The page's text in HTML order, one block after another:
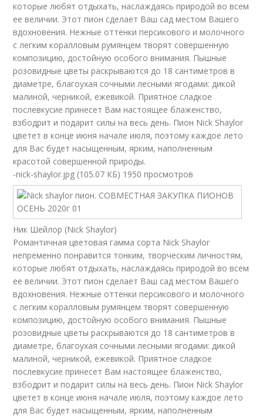
которые любят отдыхать, наслаждаясь природой во всем
ее величии. Этот пион сделает Ваш сад местом Вашего
вдохновения. Нежные оттенки персикового и молочного
с легким коралловым румянцем творят совершенную
композицию, достойную особого внимания. Пышные
розовидные цветы раскрываются до 18 сантиметров в
диаметре, благоухая сочными лесными ягодами: дикой
малиной, черникой, ежевикой. Приятное сладкое
послевкусие принесет Вам настоящее блаженство,
взбодрит и подарит силы на весь день. Пион Nick Shaylor
цветет в конце июня начале июля, поэтому каждое лето
для Вас будет насыщенным, ярким, наполненным
красотой совершенной природы.
-nick-shaylor.jpg (105.07 КБ) 1950 просмотров
Ник Шейлор (Nick Shaylor)
Романтичная цветовая гамма сорта Nick Shaylor
непременно понравится тонким, творческим личностям,
которые любят отдыхать, наслаждаясь природой во всем
ее величии. Этот пион сделает Ваш сад местом Вашего
вдохновения. Нежные оттенки персикового и молочного
с легким коралловым румянцем творят совершенную
композицию, достойную особого внимания. Пышные
розовидные цветы раскрываются до 18 сантиметров в
диаметре, благоухая сочными лесными ягодами: дикой
малиной, черникой, ежевикой. Приятное сладкое
послевкусие принесет Вам настоящее блаженство,
взбодрит и подарит силы на весь день. Пион Nick Shaylor
цветет в конце июня начале июля, поэтому каждое лето
для Вас будет насыщенным, ярким, наполненным